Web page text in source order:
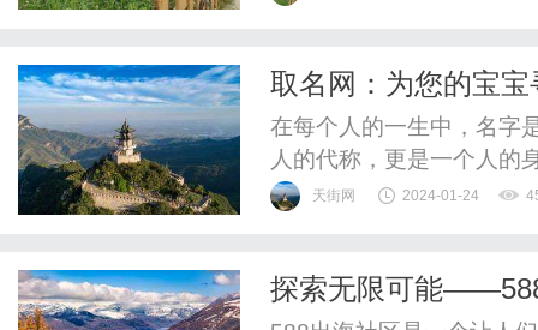
同观众的口味。而且，
取名网：为您的宝
在每个人的一生中，名字
人的代称，更是一个人的
是一件轻松的事情，因为
名服务。无论您希望为新
天街网 2024-01-24
探索无限可能